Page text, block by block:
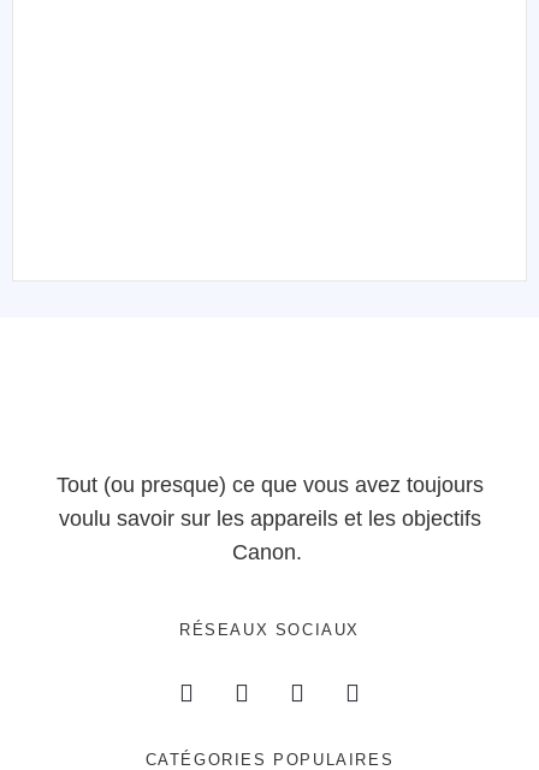
Tout (ou presque) ce que vous avez toujours
voulu savoir sur les appareils et les objectifs
Canon.
RÉSEAUX SOCIAUX
CATÉGORIES POPULAIRES